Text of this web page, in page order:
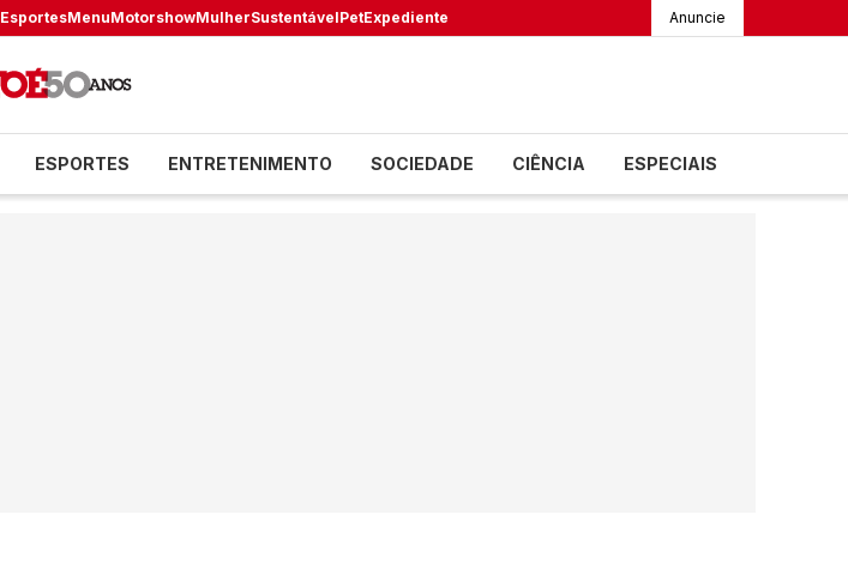
EsportesMenuMotorshowMulherSustentávelPetExpediente Anuncie
ESPORTES ENTRETENIMENTO SOCIEDADE CIÊNCIA ESPECIAIS